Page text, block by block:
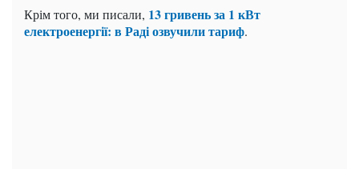
Крім того, ми писали, 13 гривень за 1 кВт
електроенергії: в Раді озвучили тариф.